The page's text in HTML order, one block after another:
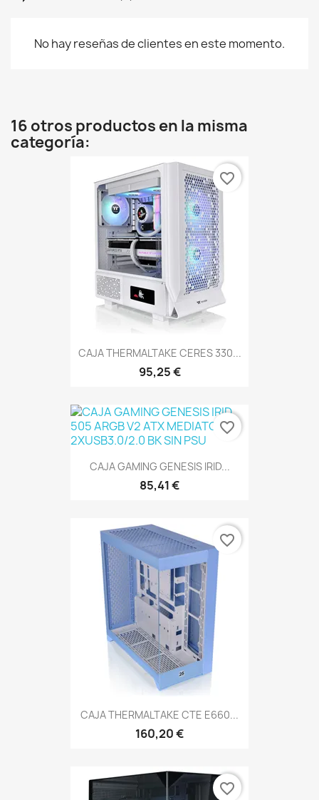
No hay reseñas de clientes en este momento.
16 otros productos en la misma
categoría:
CAJA THERMALTAKE CERES 330...
95,25 €
favorite_border
CAJA GAMING GENESIS IRID...
85,41 €
favorite_border
CAJA THERMALTAKE CTE E660...
160,20 €
favorite_border
favorite_border